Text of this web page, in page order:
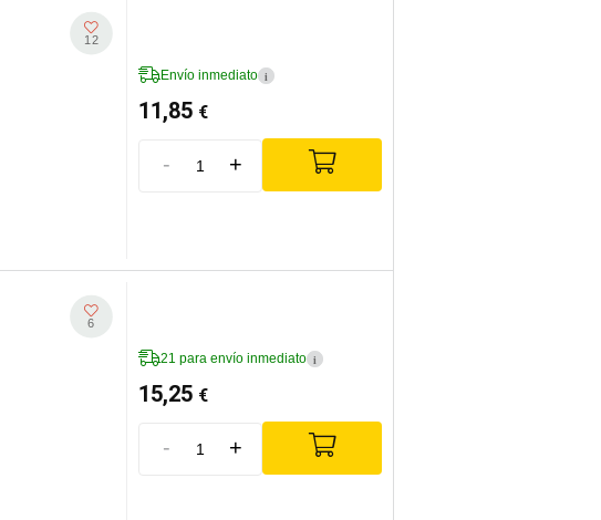
12
Envío inmediato i
11,85 €
- +
6
21 para envío inmediato i
15,25 €
- +